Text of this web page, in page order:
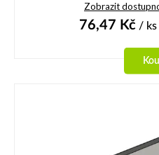
Zobrazit
76,47 Kč/ ks